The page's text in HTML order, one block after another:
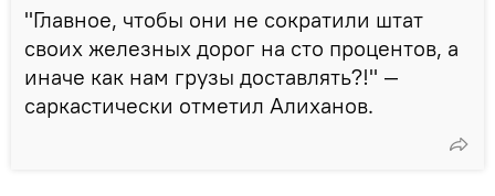
"Главное, чтобы они не сократили штат
своих железных дорог на сто процентов, а
иначе как нам грузы доставлять?!" —
саркастически отметил Алиханов.